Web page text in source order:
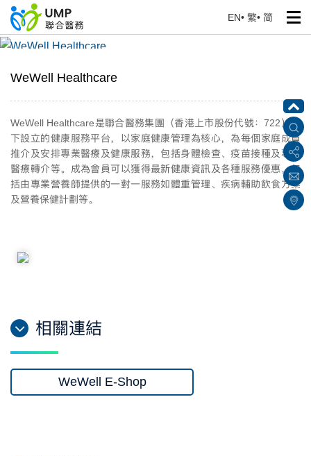
EN• 繁• 简
WeWell Healthcare
WeWell Healthcare
WeWell Healthcare是聯合醫務集團（香港上市股份代號：722）旗
下設立的健康服務平台，以家庭健康管理為核心，為每個家庭成員
推介及安排專業醫療及健康服務，包括身體檢查、疫苗接種及專科
醫療轉介等。成為會員可以獲得最新健康資訊及各種服務優惠，包
括由專業營養師提供的一對一服務如體重管理、疾病輔助飲食方案
及營養保健計劃等。
相關連結
WeWell E-Shop